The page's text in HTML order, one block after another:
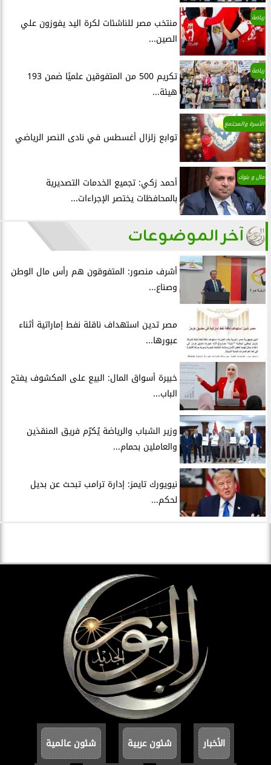
رياضة
منتخب مصر للناشئات لكرة اليد يفوزون علي
الصين...
رياضة
تكريم 500 من المتفوقين علميًا ضمن 193
هيئة...
الأسرة والمجتمع
توابع زلزال أغسطس في نادى النصر الرياضي
مال و بنوك
أحمد زكي: تجميع الخدمات التصديرية
بالمحافظات يختصر الإجراءات...
آخر الموضوعات
أشرف منصور: المتفوقون هم رأس مال الوطن
وصناع...
مصر تدين استهداف ناقلة نفط إماراتية أثناء
عبورها...
خبيرة أسواق المال: البيع على المكشوف يفتح
الباب...
وزير الشباب والرياضة يُكرّم فريق المنقذين
والعاملين بحمام...
نيويورك تايمز: إدارة ترامب تبحث عن بديل
لحكم...
الأخبار شئون عربية شئون عالمية